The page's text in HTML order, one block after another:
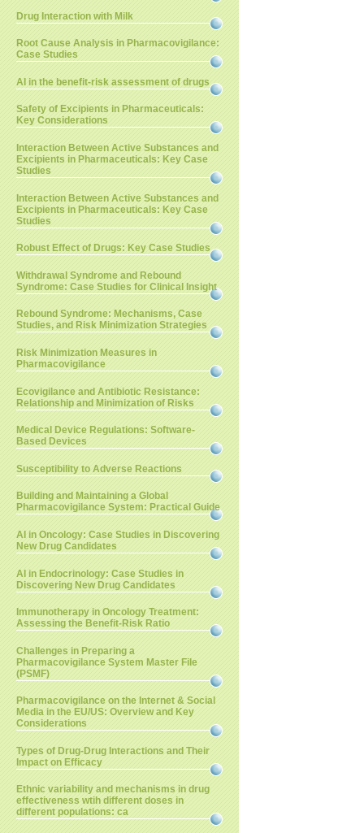
Drug Interaction with Milk
Root Cause Analysis in Pharmacovigilance:
Case Studies
AI in the benefit-risk assessment of drugs
Safety of Excipients in Pharmaceuticals:
Key Considerations
Interaction Between Active Substances and
Excipients in Pharmaceuticals: Key Case
Studies
Interaction Between Active Substances and
Excipients in Pharmaceuticals: Key Case
Studies
Robust Effect of Drugs: Key Case Studies
Withdrawal Syndrome and Rebound
Syndrome: Case Studies for Clinical Insight
Rebound Syndrome: Mechanisms, Case
Studies, and Risk Minimization Strategies
Risk Minimization Measures in
Pharmacovigilance
Ecovigilance and Antibiotic Resistance:
Relationship and Minimization of Risks
Medical Device Regulations: Software-
Based Devices
Susceptibility to Adverse Reactions
Building and Maintaining a Global
Pharmacovigilance System: Practical Guide
AI in Oncology: Case Studies in Discovering
New Drug Candidates
AI in Endocrinology: Case Studies in
Discovering New Drug Candidates
Immunotherapy in Oncology Treatment:
Assessing the Benefit-Risk Ratio
Challenges in Preparing a
Pharmacovigilance System Master File
(PSMF)
Pharmacovigilance on the Internet & Social
Media in the EU/US: Overview and Key
Considerations
Types of Drug-Drug Interactions and Their
Impact on Efficacy
Ethnic variability and mechanisms in drug
effectiveness wtih different doses in
different populations: ca